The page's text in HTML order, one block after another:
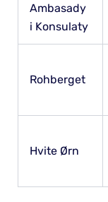
Ambasady
i Konsulaty
Rohberget
Hvite Ørn